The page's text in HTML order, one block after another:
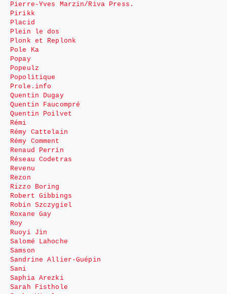
Pierre-Yves Marzin/Riva Press.
Pirikk
Placid
Plein le dos
Plonk et Replonk
Pole Ka
Popay
Popeulz
Popolitique
Prole.info
Quentin Dugay
Quentin Faucompré
Quentin Poilvet
Rémi
Rémy Cattelain
Rémy Comment
Renaud Perrin
Réseau Codetras
Revenu
Rezon
Rizzo Boring
Robert Gibbings
Robin Szczygiel
Roxane Gay
Roy
Ruoyi Jin
Salomé Lahoche
Samson
Sandrine Allier-Guépin
Sani
Saphia Arezki
Sarah Fisthole